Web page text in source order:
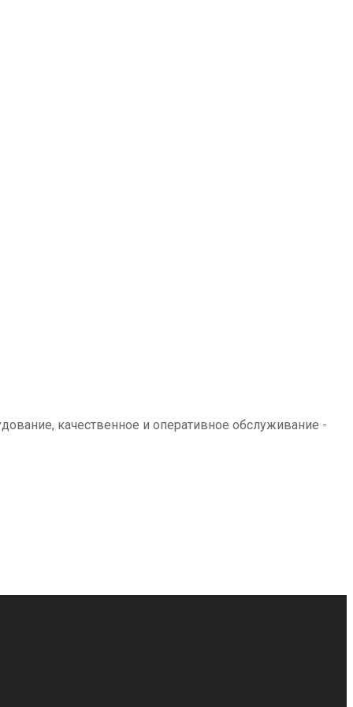
качественное и оперативное обслуживание -